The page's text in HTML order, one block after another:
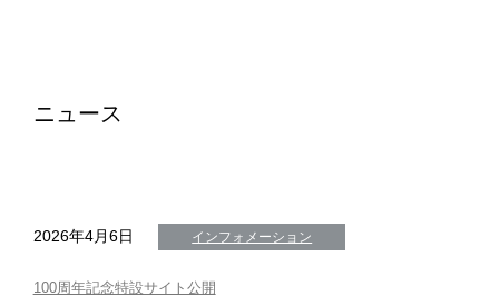
ニュース
2026年4月6日 インフォメーション
100周年記念特設サイト公開